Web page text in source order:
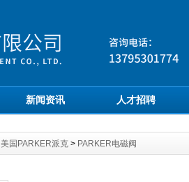
新闻资讯 人才招聘
美国PARKER派克 > PARKER电磁阀